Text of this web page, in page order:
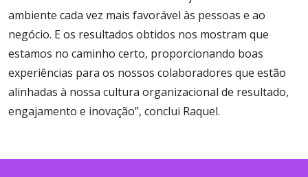
ambiente cada vez mais favorável às pessoas e ao
negócio. E os resultados obtidos nos mostram que
estamos no caminho certo, proporcionando boas
experiências para os nossos colaboradores que estão
alinhadas à nossa cultura organizacional de resultado,
engajamento e inovação”, conclui Raquel.